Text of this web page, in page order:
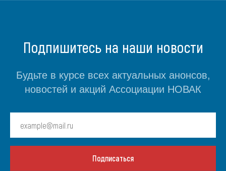
Подпишитесь на наши новости
Будьте в курсе всех актуальных анонсов,
новостей и акций Ассоциации НОВАК
Подписаться